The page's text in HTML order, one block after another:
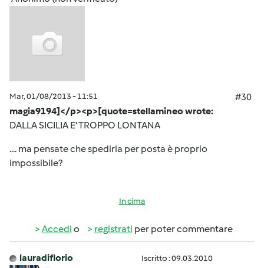
Mar, 01/08/2013 - 11:51
#30
magia9194]</p><p>[quote=stellamineo wrote:
DALLA SICILIA E' TROPPO LONTANA
.... ma pensate che spedirla per posta è proprio
impossibile?
In cima
Accedi o registrati per poter commentare
lauradiflorio Iscritto : 09.03.2010